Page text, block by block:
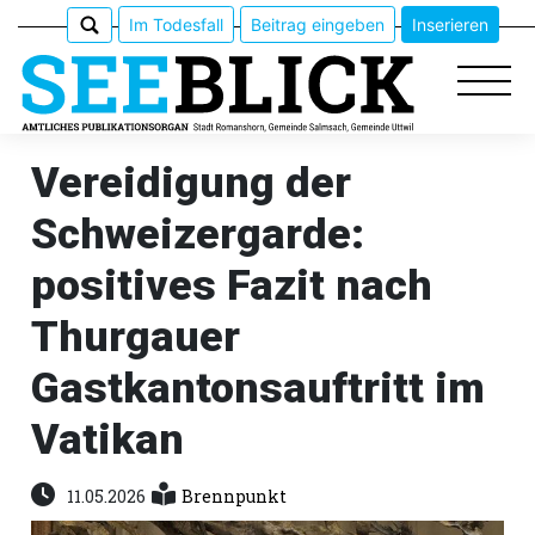
Epaper
Veranstaltungen
Erlebnisführer
App
Im Todesfall Beitrag eingeben Inserieren
Vereidigung der
Schweizergarde:
positives Fazit nach
Thurgauer
Gastkantonsauftritt im
Vatikan
11.05.2026 Brennpunkt